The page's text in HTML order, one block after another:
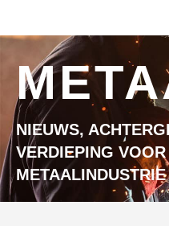
NIEUWS,
VERDIEPING
METAALINDUSTRIE